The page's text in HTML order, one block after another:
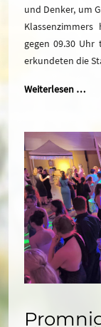
und Denker, um
gegen 09.30
erkundeten die
Weiterlesen …